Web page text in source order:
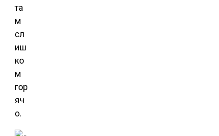
та
м
сл
иш
ко
м
гор
яч
о.